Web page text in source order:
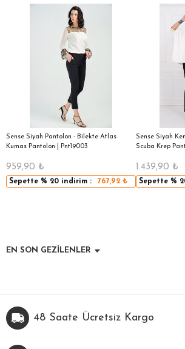
Sense Siyah Pantolon - Bilekte Atlas
Kumas Pantolon | Pnt19003
959,90 ₺
Sepette % 20 indirim : 767,92₺
Sense Siyah
Scuba Krep
1.439,90 ₺
Sepette %
EN SON GEZİLENLER
48 Saate Ücretsiz Kargo